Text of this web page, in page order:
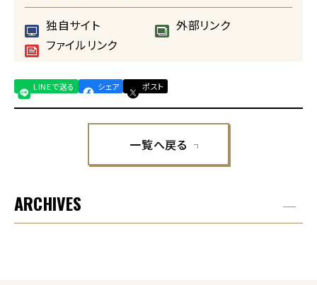
独自サイト
外部リンク
ファイルリンク
LINEで送る シェア ポスト
一覧へ戻る
ARCHIVES